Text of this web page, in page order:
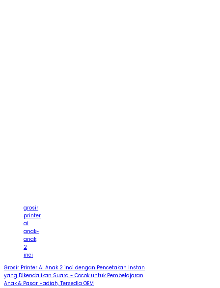
grosir
printer
ai
anak-
anak
2
inci
Grosir Printer AI Anak 2 inci dengan Pencetakan Instan
yang Dikendalikan Suara - Cocok untuk Pembelajaran
Anak & Pasar Hadiah, Tersedia OEM